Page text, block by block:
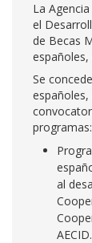
La
el
de Becas
Se
programas:
al